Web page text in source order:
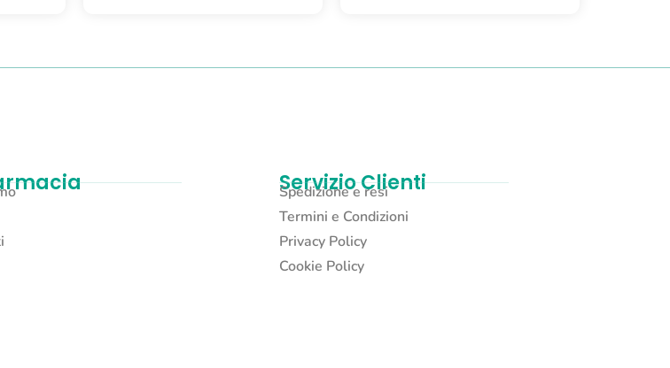
Servizio Clienti
Spedizione e resi
Termini e Condizioni
Privacy Policy
Cookie Policy